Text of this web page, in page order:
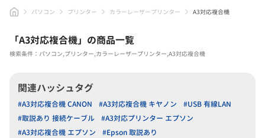
パソコン プリンター カラーレーザープリンター A3対応複合機
「A3対応複合機」 の商品一覧
検索条件：パソコン,プリンター,カラーレーザープリンター,A3対応複合機
関連ハッシュタグ
#A3対応複合機 CANON #A3対応複合機 キヤノン
#USB 有線LAN
#取説あり 接続ケーブル
#A3対応プリンター エプソン
#A3対応複合機 エプソン
#Epson 取説あり